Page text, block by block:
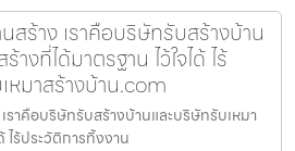
ร้าง เราคือบริษัทรับสร้างบ้าน
งที่ได้มาตรฐาน ไว้ใจได้ ไร้
หมาสร้างบ้าน.com
าคือบริษัทรับสร้างบ้านและบริษัทรับเหมา
ไร้ประวัติการทิ้งงาน